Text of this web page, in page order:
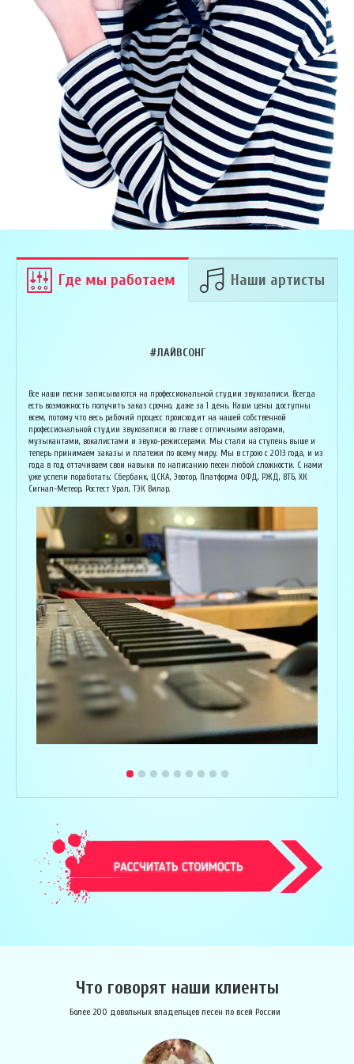
Где мы работаем Наши артисты
#ЛАЙВСОНГ
Все наши песни записываются на профессиональной студии звукозаписи. Всегда
есть возможность получить заказ срочно, даже за 1 день. Наши цены доступны
всем, потому что весь рабочий процесс происходит на нашей собственной
профессиональной студии звукозаписи во главе с отличными авторами,
музыкантами, вокалистами и звуко-режиссерами. Мы стали на ступень выше и
теперь принимаем заказы и платежи по всему миру. Мы в строю с 2013 года, и из
года в год оттачиваем свои навыки по написанию песен любой сложности. С нами
уже успели поработать: Сбербанк, ЦСКА, Эвотор, Платформа ОФД, РЖД, ВТБ, ХК
Сигнал-Метеор, Ростест Урал, ТЭК Вилар.
Армен Алавердян
Основатель организации "Лайвсонг". С детства занимается музыкой, пишет
аранжировки, делает сведение и мастеринг на профессиональном уровне.
Может сделать коммерческий звук даже по записи с диктофона :) Состоит в
дуэте "Ag Jan", и выступает на концертах по всей России. Снимает клипы
вместе со своими музыкантами, и они собирают более 1 млн. просмотров на
ютубе! В основном пишет песни о любви, семье и ценностях жизни. Армен
сделает из вашей истории настоящую конфетку, обращайтесь!
Исполнитель, звукорежиссёр
Что говорят наши клиенты
Более 200 довольных владельцев песен по всей России